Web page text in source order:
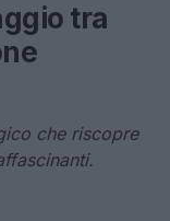
tra
che riscopre